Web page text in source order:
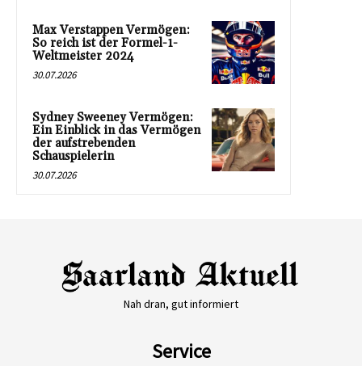
Max Verstappen Vermögen:
So reich ist der Formel-1-
Weltmeister 2024
30.07.2026
Sydney Sweeney Vermögen:
Ein Einblick in das Vermögen
der aufstrebenden
Schauspielerin
30.07.2026
Nah dran, gut informiert
Service